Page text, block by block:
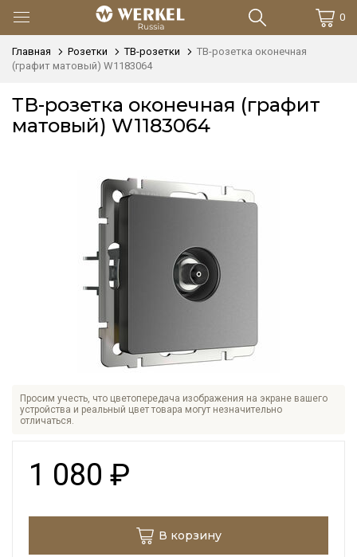
0
Главная Розетки ТВ-розетки
ТВ-розетка оконечная
(графит матовый) W1183064
ТВ-розетка оконечная (графит
матовый) W1183064
Просим учесть, что цветопередача изображения на экране вашего
устройства и реальный цвет товара могут незначительно
отличаться.
1 080 ₽
В корзину